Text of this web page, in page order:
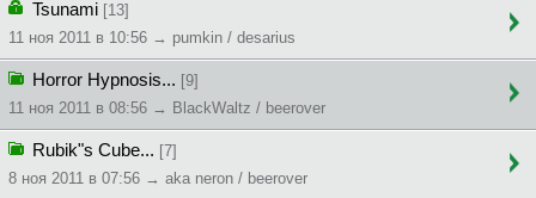
Tsunami [13]
11 ноя 2011 в 10:56 → pumkin / desarius
Horror Hypnosis... [9]
11 ноя 2011 в 08:56 → BlackWaltz / beerover
Rubik"s Cube... [7]
8 ноя 2011 в 07:56 → aka neron / beerover